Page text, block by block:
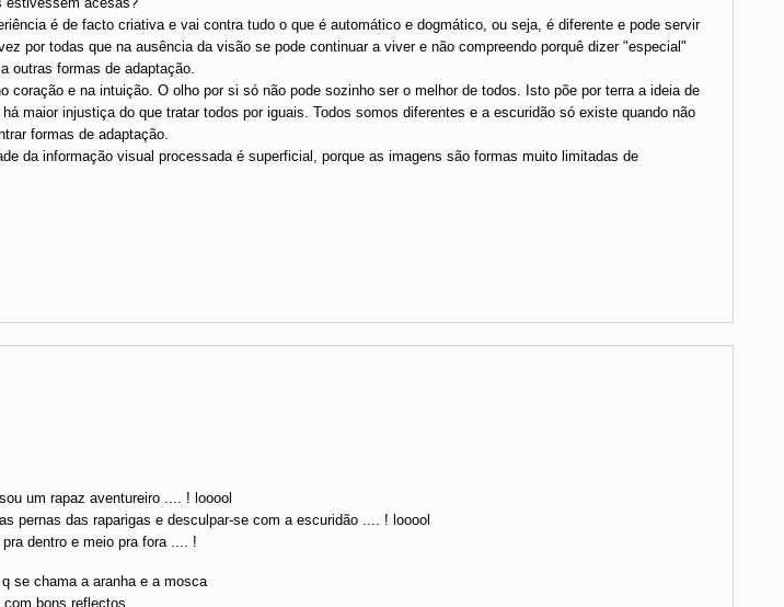
é de facto criativa e vai contra tudo o que é automático e dogmático, ou seja, é diferente e pode servir
por todas que na ausência da visão se pode continuar a viver e não compreendo porquê dizer "especial"
outras formas de adaptação.
coração e na intuição. O olho por si só não pode sozinho ser o melhor de todos. Isto põe por terra a ideia de
maior injustiça do que tratar todos por iguais. Todos somos diferentes e a escuridão só existe quando não
formas de adaptação.
da informação visual processada é superficial, porque as imagens são formas muito limitadas de
um rapaz aventureiro .... ! looool
pernas das raparigas e desculpar-se com a escuridão .... ! looool
dentro e meio pra fora .... !
se chama a aranha e a mosca
bons reflectos